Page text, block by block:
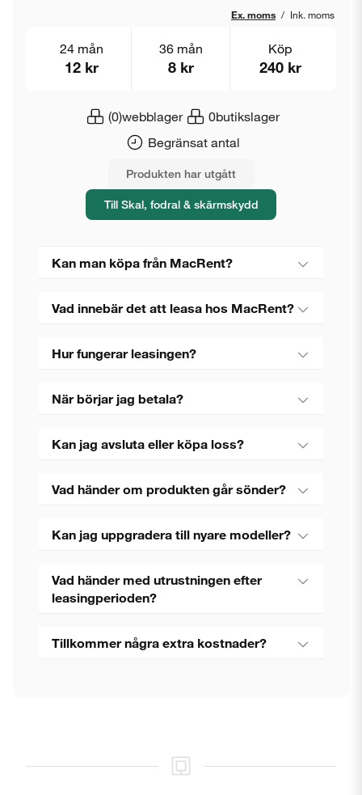
Ex. moms / Ink. moms
(0)webblager 0butikslager
Begränsat antal
24 mån
12 kr
36 mån
8 kr
Köp
240 kr
Produkten har utgått
Till Skal, fodral & skärmskydd
Kan man köpa från MacRent?
Vad innebär det att leasa hos MacRent?
Hur fungerar leasingen?
När börjar jag betala?
Kan jag avsluta eller köpa loss?
Vad händer om produkten går sönder?
Kan jag uppgradera till nyare modeller?
Vad händer med utrustningen efter
leasingperioden?
Tillkommer några extra kostnader? Stäng